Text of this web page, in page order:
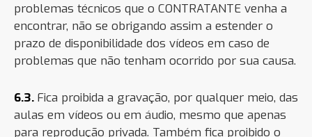
problemas técnicos que o CONTRATANTE venha a
encontrar, não se obrigando assim a estender o
prazo de disponibilidade dos vídeos em caso de
problemas que não tenham ocorrido por sua causa.
6.3. Fica proibida a gravação, por qualquer meio, das
aulas em vídeos ou em áudio, mesmo que apenas
para reprodução privada. Também fica proibido o